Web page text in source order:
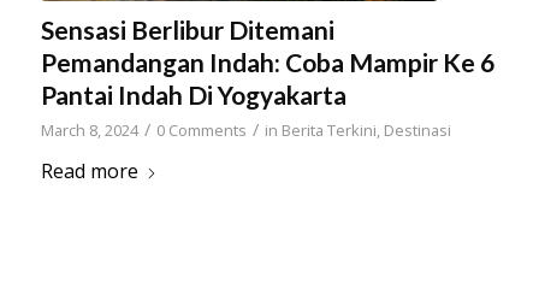
Sensasi Berlibur Ditemani
Pemandangan Indah: Coba Mampir Ke 6
Pantai Indah Di Yogyakarta
March 8, 2024 / 0 Comments / in Berita Terkini, Destinasi
Read more